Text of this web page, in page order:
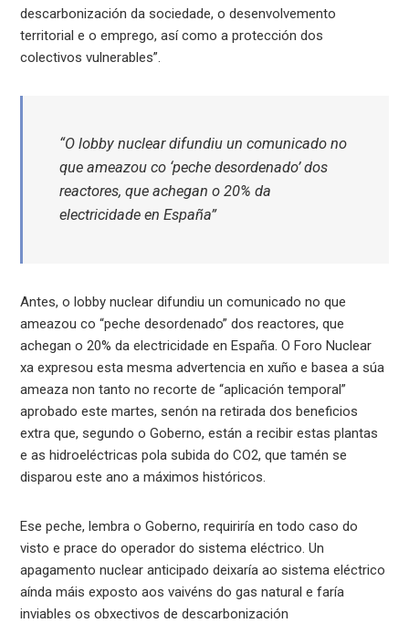
descarbonización da sociedade, o desenvolvemento
territorial e o emprego, así como a protección dos
colectivos vulnerables”.
“O lobby nuclear difundiu un comunicado no
que ameazou co ‘peche desordenado’ dos
reactores, que achegan o 20% da
electricidade en España”
Antes, o lobby nuclear difundiu un comunicado no que
ameazou co “peche desordenado” dos reactores, que
achegan o 20% da electricidade en España. O Foro Nuclear
xa expresou esta mesma advertencia en xuño e basea a súa
ameaza non tanto no recorte de “aplicación temporal”
aprobado este martes, senón na retirada dos beneficios
extra que, segundo o Goberno, están a recibir estas plantas
e as hidroeléctricas pola subida do CO2, que tamén se
disparou este ano a máximos históricos.
Ese peche, lembra o Goberno, requiriría en todo caso do
visto e prace do operador do sistema eléctrico. Un
apagamento nuclear anticipado deixaría ao sistema eléctrico
aínda máis exposto aos vaivéns do gas natural e faría
inviables os obxectivos de descarbonización